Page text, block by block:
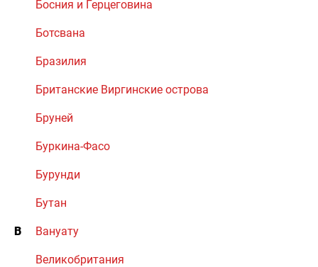
Босния и Герцеговина
Ботсвана
Бразилия
Британские Виргинские острова
Бруней
Буркина-Фасо
Бурунди
Бутан
В Вануату
Великобритания